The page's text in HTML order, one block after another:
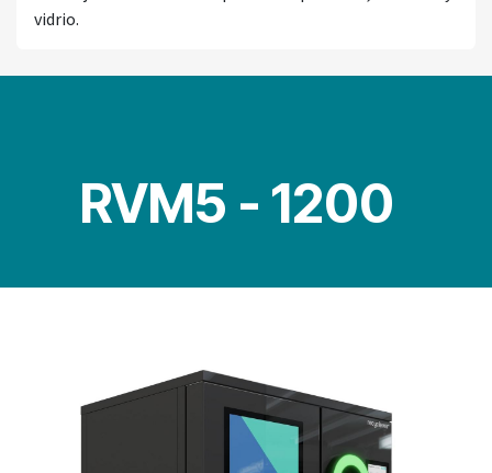
vidrio.
RVM5 - 1200